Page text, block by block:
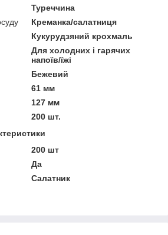
Туреччина
Креманка/салатниця
Кукурудзяний крохмаль
Для холодних і гарячих
напоїв/їжі
Бежевий
61 мм
127 мм
200 шт.
200 шт
Да
Салатник